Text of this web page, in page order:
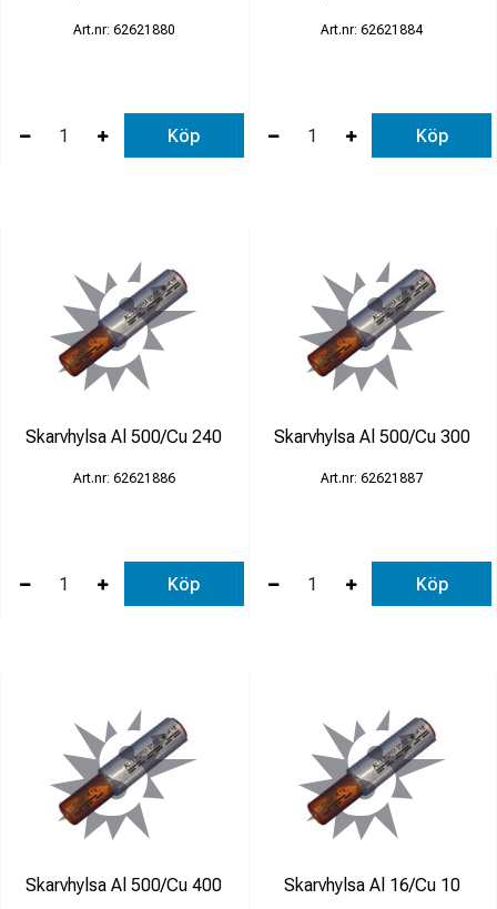
62621880
Köp
62621884
Köp
Skarvhylsa Al 500/Cu 240
62621886
Köp
Skarvhylsa Al 500/Cu 300
62621887
Köp
Skarvhylsa Al 500/Cu 400 Skarvhylsa Al 16/Cu 10